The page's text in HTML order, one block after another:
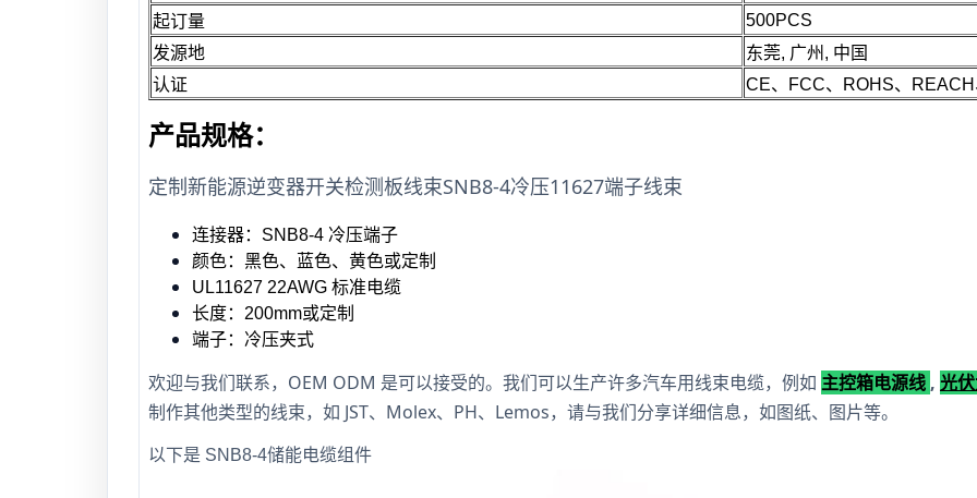
起订量
500PCS
发源地
东莞, 广州, 中国
认证
CE、FCC、ROHS、
产品规格：
定制新能源逆变器开关检测板线束SNB8-4冷压11627端子线束
连接器：SNB8-4 冷压端子
颜色：黑色、蓝色、黄色或定制
UL11627 22AWG 标准电缆
长度：200mm或定制
端子：冷压夹式
欢迎与我们联系，OEM ODM 是可以接受的。我们可以生产许多汽车用线束电缆，例如 主控箱电源线 , 光
制作其他类型的线束，如 JST、Molex、PH、Lemos，请与我们分享详细信息，如图纸、图片等。
以下是 SNB8-4储能电缆组件